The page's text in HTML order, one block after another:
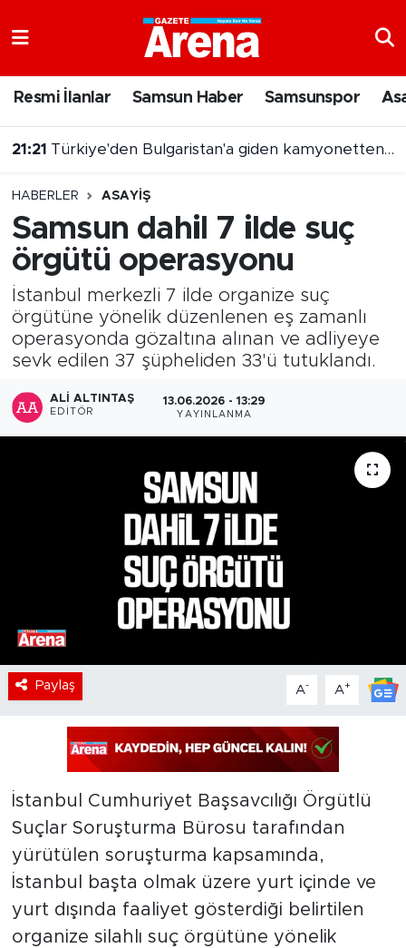
Resmi İlanlar Samsun Haber Samsunspor
21:21 Türkiye'den Bulgaristan'a giden kamyonetten 5 kilo altın çıktı
HABERLER ASAYIŞ
Samsun dahil 7 ilde suç
örgütü operasyonu
İstanbul merkezli 7 ilde organize suç
örgütüne yönelik düzenlenen eş zamanlı
operasyonda gözaltına alınan ve adliyeye
sevk edilen 37 şüpheliden 33'ü tutuklandı.
ALI ALTINTAŞ
EDITÖR
13.06.2026 - 13:29
YAYINLANMA
Paylaş A- A+
İstanbul Cumhuriyet Başsavcılığı Örgütlü
Suçlar Soruşturma Bürosu tarafından
yürütülen soruşturma kapsamında,
İstanbul başta olmak üzere yurt içinde ve
yurt dışında faaliyet gösterdiği belirtilen
organize silahlı suç örgütüne yönelik
Samsun Namaz Vakitleri
Trafik Durumu
Süper Lig Puan Durumu ve Fikstür
Tüm Manşetler
Son Dakika Haberleri
Haber Arşivi